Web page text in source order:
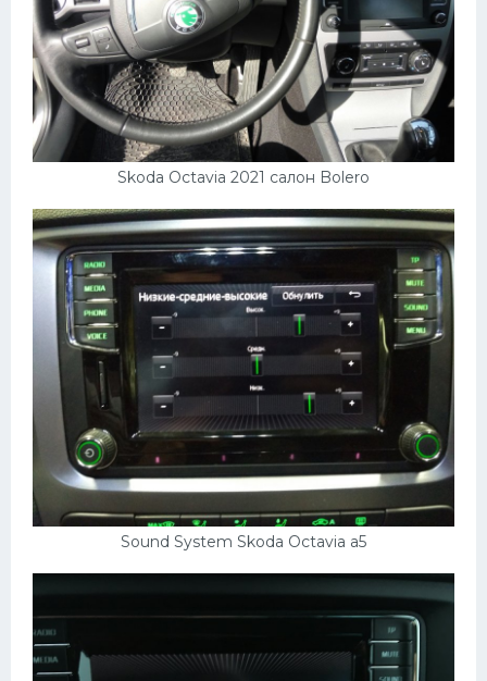
Skoda Octavia 2021 салон Bolero
Sound System Skoda Octavia a5